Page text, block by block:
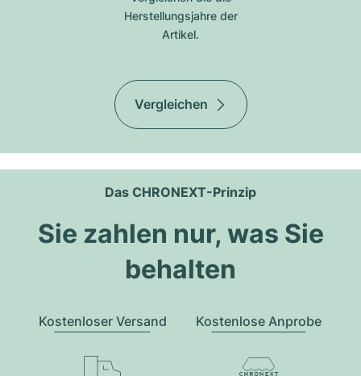
Herstellungsjahre der
Artikel.
Vergleichen
Das CHRONEXT-Prinzip
Sie zahlen nur, was Sie
behalten
Kostenloser Versand Kostenlose Anprobe